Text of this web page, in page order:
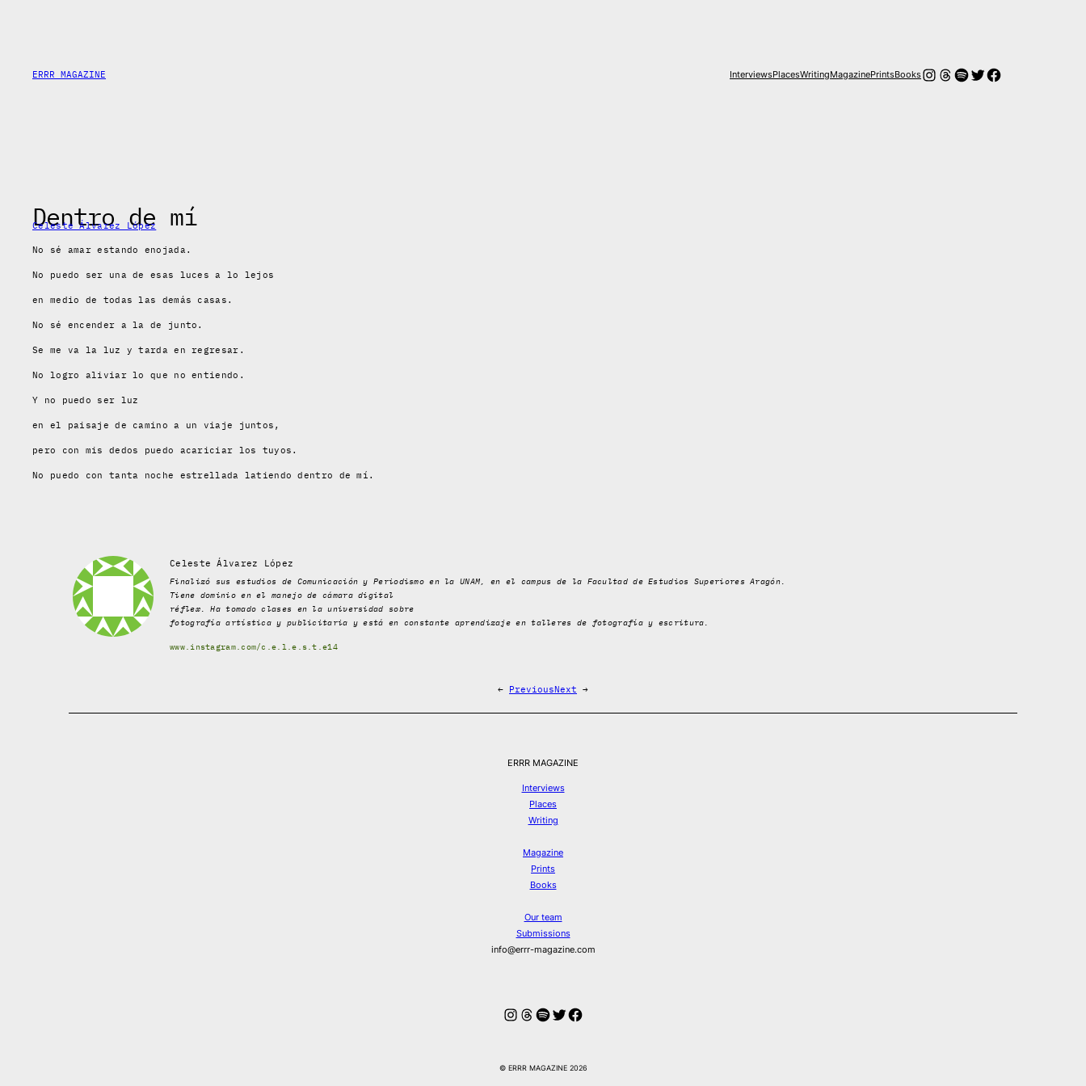
ERRR MAGAZINE InterviewsPlacesWritingMagazinePrintsBooksInstagram
Threads
Spotify
Twitter
Facebook
Dentro de mí
Celeste Álvarez López
No sé amar estando enojada.
No puedo ser una de esas luces a lo lejos
en medio de todas las demás casas.
No sé encender a la de junto.
Se me va la luz y tarda en regresar.
No logro aliviar lo que no entiendo.
Y no puedo ser luz
en el paisaje de camino a un viaje juntos,
pero con mis dedos puedo acariciar los tuyos.
No puedo con tanta noche estrellada latiendo dentro de mí.
Celeste Álvarez López
Finalizó sus estudios de Comunicación y Periodismo en la UNAM, en el campus de la Facultad de Estudios Superiores Aragón.
Tiene dominio en el manejo de cámara digital
réflex. Ha tomado clases en la universidad sobre
fotografía artística y publicitaria y está en constante aprendizaje en talleres de fotografía y escritura.
www.instagram.com/c.e.l.e.s.t.e14
← PreviousNext →
ERRR MAGAZINE
Interviews
Places
Writing
Magazine
Prints
Books
Our team
Submissions
info@errr-magazine.com
Instagram
Threads
Spotify
Twitter
Facebook
© ERRR MAGAZINE 2026